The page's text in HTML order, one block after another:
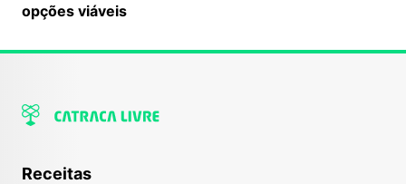
opções viáveis
Receitas